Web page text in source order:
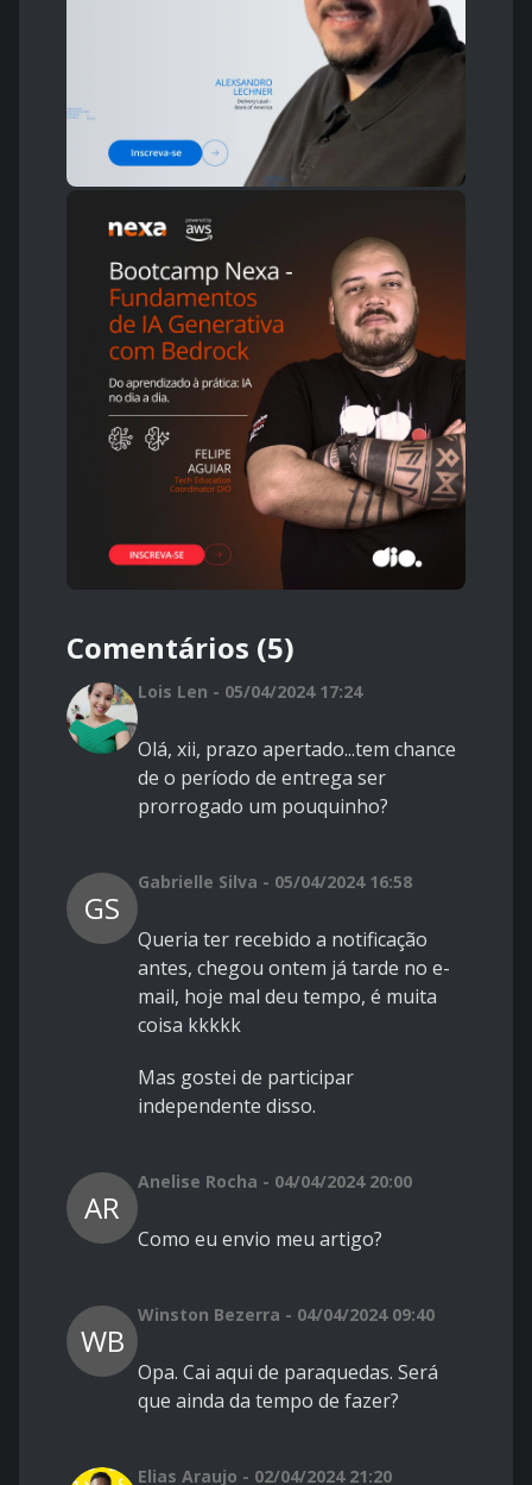
Comentários (5)
Lois Len - 05/04/2024 17:24
Olá, xii, prazo apertado...tem chance
de o período de entrega ser
prorrogado um pouquinho?
GS
Gabrielle Silva - 05/04/2024 16:58
Queria ter recebido a notificação
antes, chegou ontem já tarde no e-
mail, hoje mal deu tempo, é muita
coisa kkkkk
Mas gostei de participar
independente disso.
AR
Anelise Rocha - 04/04/2024 20:00
Como eu envio meu artigo?
WB
Winston Bezerra - 04/04/2024 09:40
Opa. Cai aqui de paraquedas. Será
que ainda da tempo de fazer?
Elias Araujo - 02/04/2024 21:20